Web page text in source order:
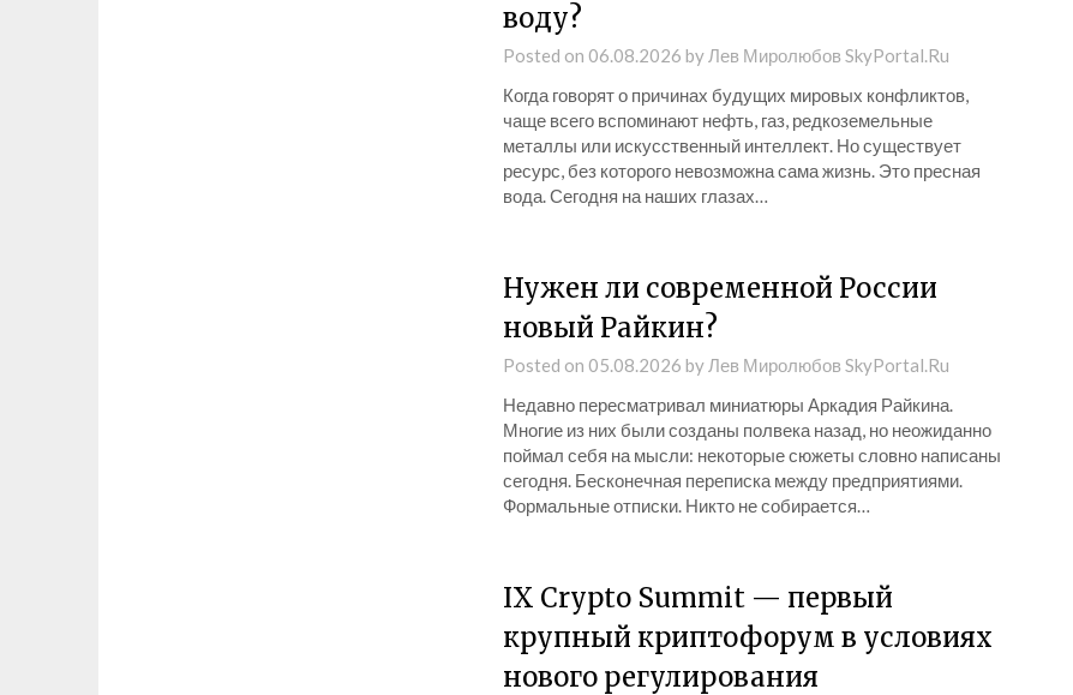
воду?
Posted on 06.08.2026 by Лев Миролюбов SkyPortal.Ru
Когда говорят о причинах будущих мировых конфликтов,
чаще всего вспоминают нефть, газ, редкоземельные
металлы или искусственный интеллект. Но существует
ресурс, без которого невозможна сама жизнь. Это пресная
вода. Сегодня на наших глазах…
Нужен ли современной России
новый Райкин?
Posted on 05.08.2026 by Лев Миролюбов SkyPortal.Ru
Недавно пересматривал миниатюры Аркадия Райкина.
Многие из них были созданы полвека назад, но неожиданно
поймал себя на мысли: некоторые сюжеты словно написаны
сегодня. Бесконечная переписка между предприятиями.
Формальные отписки. Никто не собирается…
IX Crypto Summit — первый
крупный криптофорум в условиях
нового регулирования